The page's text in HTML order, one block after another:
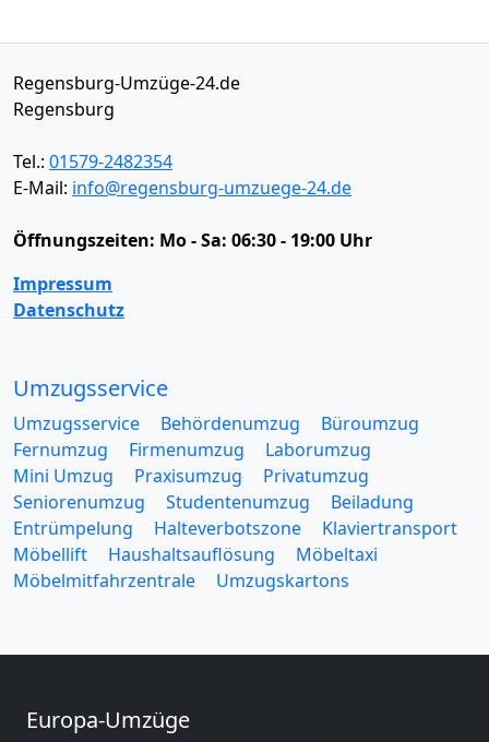
Regensburg-Umzüge-24.de
Regensburg
Tel.: 01579-2482354
E-Mail: info@regensburg-umzuege-24.de
Öffnungszeiten: Mo - Sa: 06:30 - 19:00 Uhr
Impressum
Datenschutz
Umzugsservice
Umzugsservice Behördenumzug
Büroumzug
Fernumzug
Firmenumzug
Laborumzug
Mini Umzug
Praxisumzug
Privatumzug
Seniorenumzug
Studentenumzug
Beiladung
Entrümpelung
Halteverbotszone
Klaviertransport
Möbellift
Haushaltsauflösung
Möbeltaxi
Möbelmitfahrzentrale
Umzugskartons
Europa-Umzüge